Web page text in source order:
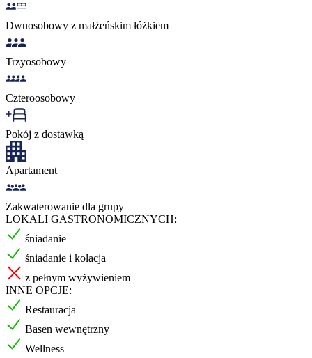
Dwuosobowy z małżeńskim łóżkiem
Trzyosobowy
Czteroosobowy
Pokój z dostawką
Apartament
Zakwaterowanie dla grupy
LOKALI GASTRONOMICZNYCH:
śniadanie
śniadanie i kolacja
z pełnym wyżywieniem
INNE OPCJE:
Restauracja
Basen wewnętrzny
Wellness